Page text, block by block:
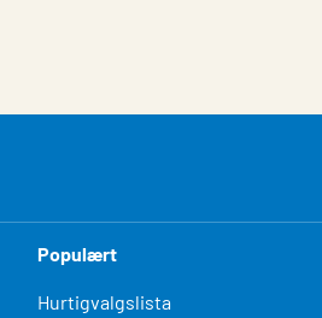
Populært
Hurtigvalgslista